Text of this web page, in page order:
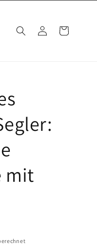
EinloggenWarenkorb
mit